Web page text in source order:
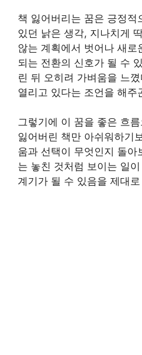
책 잃어버리는 꿈은 긍정적
있던 낡은 생각, 지나치게
않는 계획에서 벗어나 새로
되는 전환의 신호가 될 수
린 뒤 오히려 가벼움을 느
열리고 있다는 조언을 해주
그렇기에 이 꿈을 좋은 흐
잃어버린 책만 아쉬워하기
움과 선택이 무엇인지 돌아
는 놓친 것처럼 보이는 일
계기가 될 수 있음을 제대